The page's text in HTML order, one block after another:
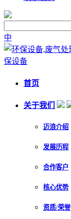
中
首页
关于我们
迈浪介绍
发展历程
合作客户
核心优势
资质/荣誉